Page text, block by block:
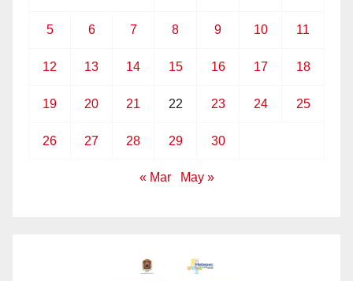
5 6 7 8 9 10 11
12 13 14 15 16 17 18
19 20 21 22 23 24 25
26 27 28 29 30
« Mar May »